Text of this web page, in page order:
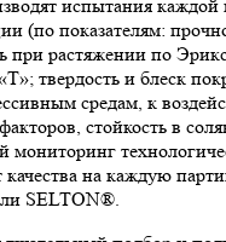
испытания каждой
(по показателям:
при растяжении по
твердость и блеск
средам, к
стойкость в
мониторинг
на каждую
SELTON®.